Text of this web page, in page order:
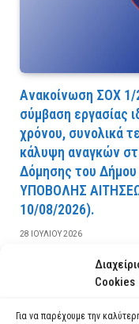
Cookies
Για να παρέχουμε την
Ανακοίνωση ΣΟΧ 1/
σύμβαση εργασίας
χρόνου, συνολικά
κάλυψη αναγκών
Δόμησης του
YΠOBOΛHΣ
10/08/2026).
28 ΙΟΥΛΊΟΥ 2026
ΔΙΑΒΆΣΤΕ ΠΕΡΙΣΣΌΤΕΡΑ